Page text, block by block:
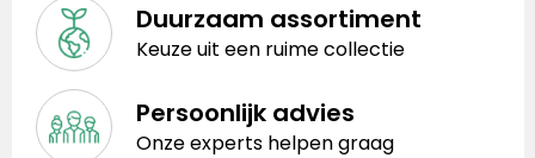
Duurzaam assortiment
Keuze uit een ruime collectie
Persoonlijk advies
Onze experts helpen graag